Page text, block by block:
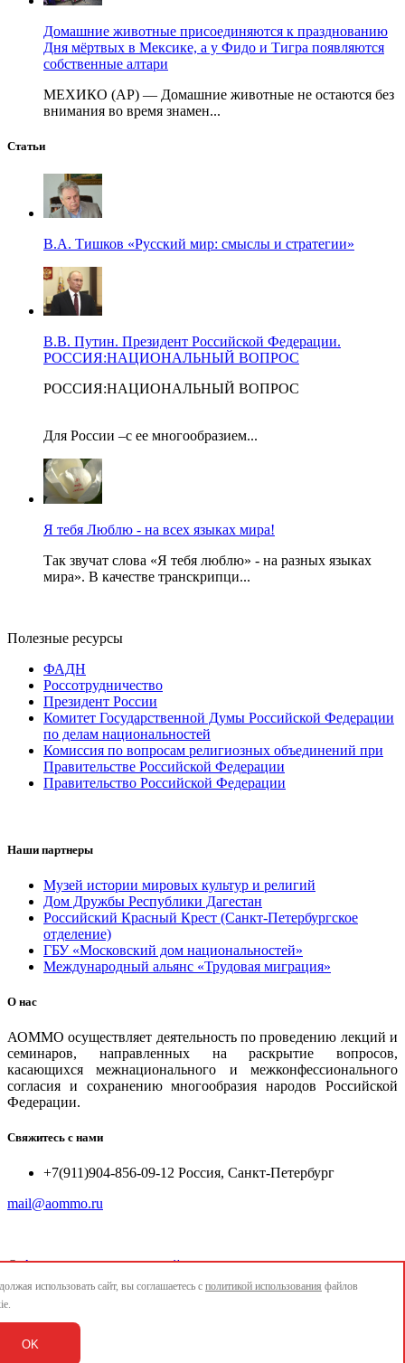
Домашние животные присоединяются к празднованию
Дня мёртвых в Мексике, а у Фидо и Тигра появляются
собственные алтари
МЕХИКО (AP) — Домашние животные не остаются без
внимания во время знамен...
Статьи
В.А. Тишков «Русский мир: смыслы и стратегии»
В.В. Путин. Президент Российской Федерации.
РОССИЯ:НАЦИОНАЛЬНЫЙ ВОПРОС
РОССИЯ:НАЦИОНАЛЬНЫЙ ВОПРОС
Для России –с ее многообразием...
Я тебя Люблю - на всех языках мира!
Так звучат слова «Я тебя люблю» - на разных языках
мира». В качестве транскрипци...
Полезные ресурсы
ФАДН
Россотрудничество
Президент России
Комитет Государственной Думы Российской Федерации
по делам национальностей
Комиссия по вопросам религиозных объединений при
Правительстве Российской Федерации
Правительство Российской Федерации
Наши партнеры
Музей истории мировых культур и религий
Дом Дружбы Республики Дагестан
Российский Красный Крест (Санкт-Петербургское
отделение)
ГБУ «Московский дом национальностей»
Международный альянс «Трудовая миграция»
О нас
АОММО осуществляет деятельность по проведению лекций и
семинаров, направленных на раскрытие вопросов,
касающихся межнационального и межконфессионального
согласия и сохранению многообразия народов Российской
Федерации.
Свяжитесь с нами
+7(911)904-856-09-12 Россия, Санкт-Петербург
mail@aommo.ru
© Ассоциация организаций по реализации национальных
проектов и достижению национальных целей развития
mail@aommo.ru
использовать сайт, вы соглашаетесь с политикой использования файлов
OK